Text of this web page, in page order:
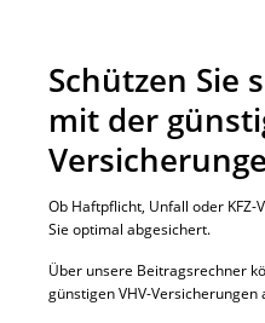
Schützen Sie
mit der
Ob Haftpflicht, Unfall oder KFZ-
Sie optimal abgesichert.
Über unsere Beitragsrechner
günstigen VHV-Versicherungen